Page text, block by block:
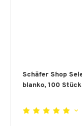
Schäfer Shop
blanko, 100 Stück